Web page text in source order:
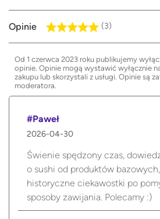
Opinie (3)
Od 1 czerwca 2023 roku publikujemy
opinie. Opinie mogą wystawić wyłącznie
zakupu lub skorzystali z usługi. Opinie są
moderatora.
#Paweł
2026-04-30
Świenie spędzony czas,
o sushi od produktów
historyczne ciekawostki po
sposoby zawijania. Polecamy :)